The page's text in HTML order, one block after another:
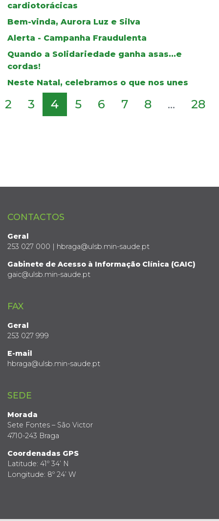
cardiotorácicas
Bem-vinda, Aurora Luz e Silva
Alerta - Campanha Fraudulenta
Quando a Solidariedade ganha asas...e
cordas!
Neste Natal, celebramos o que nos unes
2 3 4 5 6 7 8 ... 28
CONTACTOS
Geral
253 027 000 | hbraga@ulsb.min-saude.pt
Gabinete de Acesso à Informação Clínica (GAIC)
gaic@ulsb.min-saude.pt
FAX
Geral
253 027 999
E-mail
hbraga@ulsb.min-saude.pt
SEDE
Morada
Sete Fontes – São Victor
4710-243 Braga
Coordenadas GPS
Latitude: 41º 34’ N
Longitude: 8º 24’ W